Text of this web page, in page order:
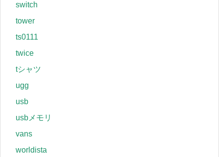
switch
tower
ts0111
twice
tシャツ
ugg
usb
usbメモリ
vans
worldista